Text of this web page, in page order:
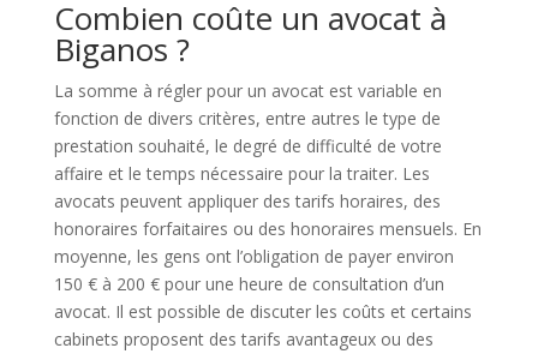
Combien coûte un avocat à
Biganos ?
La somme à régler pour un avocat est variable en
fonction de divers critères, entre autres le type de
prestation souhaité, le degré de difficulté de votre
affaire et le temps nécessaire pour la traiter. Les
avocats peuvent appliquer des tarifs horaires, des
honoraires forfaitaires ou des honoraires mensuels. En
moyenne, les gens ont l’obligation de payer environ
150 € à 200 € pour une heure de consultation d’un
avocat. Il est possible de discuter les coûts et certains
cabinets proposent des tarifs avantageux ou des